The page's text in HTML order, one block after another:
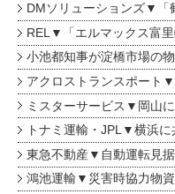
DMソリューションズ▼「
REL▼「エルマックス富
小池都知事が淀橋市場の
アクロストランスポート
ミスターサービス▼岡山
トナミ運輸・JPL▼横浜
東急不動産▼自動運転見
鴻池運輸▼災害時協力物